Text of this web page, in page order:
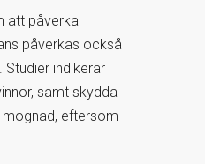
att påverka
påverkas också
indikerar
samt skydda
eftersom